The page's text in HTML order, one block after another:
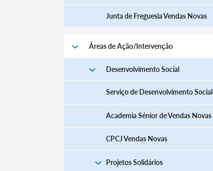
Junta de Freguesia Vendas Novas
Áreas de Ação/Intervenção
Desenvolvimento Social
Serviço de Desenvolvimento Social
Academia Sénior de Vendas Novas
CPCJ Vendas Novas
Projetos Solidários